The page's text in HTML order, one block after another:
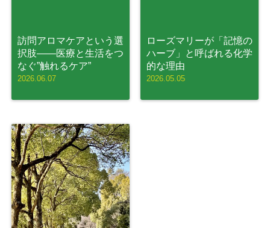
訪問アロマケアという選
択肢——医療と生活をつ
なぐ”触れるケア”
2026.06.07
ローズマリーが「記憶の
ハーブ」と呼ばれる化学
的な理由
2026.05.05